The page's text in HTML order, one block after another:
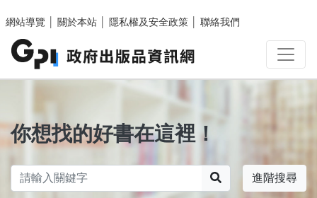
網站導覽
關於本站 隱私權及安全政策 聯絡我們
你想找的好書在這裡！
進階搜尋